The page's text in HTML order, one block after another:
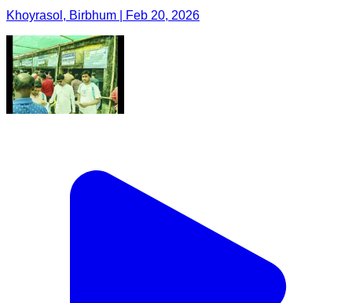
Khoyrasol, Birbhum | Feb 20, 2026